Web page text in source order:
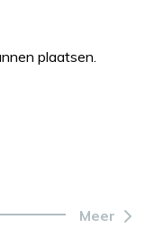
plaatsen.
Meer